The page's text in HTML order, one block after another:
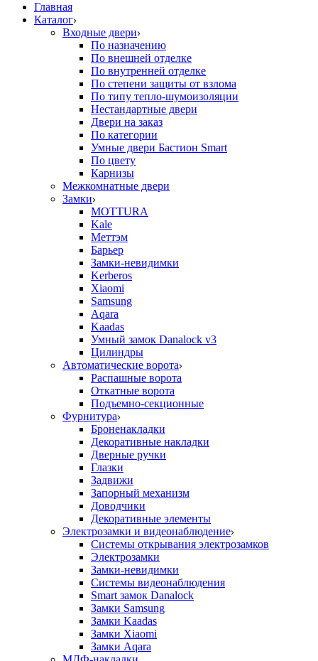
Главная
Каталог
Входные двери
По назначению
По внешней отделке
По внутренней отделке
По степени защиты от взлома
По типу тепло-шумоизоляции
Нестандартные двери
Двери на заказ
По категории
Умные двери Бастион Smart
По цвету
Карнизы
Межкомнатные двери
Замки
MOTTURA
Kale
Меттэм
Барьер
Замки-невидимки
Kerberos
Xiaomi
Samsung
Aqara
Kaadas
Умный замок Danalock v3
Цилиндры
Автоматические ворота
Распашные ворота
Откатные ворота
Подъемно-секционные
Фурнитура
Броненакладки
Декоративные накладки
Дверные ручки
Глазки
Задвижи
Запорный механизм
Доводчики
Декоративные элементы
Электрозамки и видеонаблюдение
Системы открывания электрозамков
Электрозамки
Замки-невидимки
Системы видеонаблюдения
Smart замок Danalock
Замки Samsung
Замки Kaadas
Замки Xiaomi
Замки Aqara